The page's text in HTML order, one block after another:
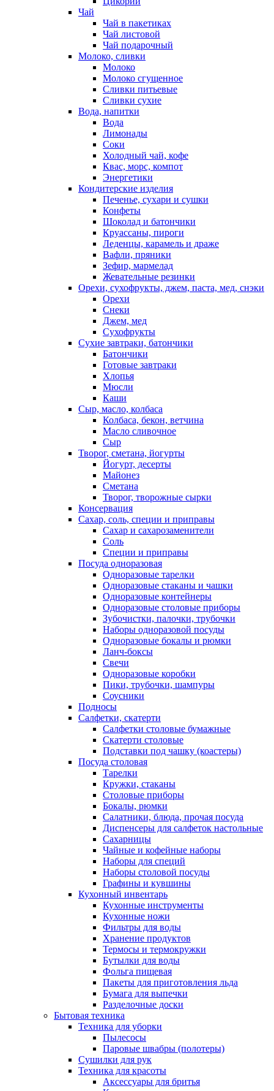
Чай
Чай в пакетиках
Чай листовой
Чай подарочный
Молоко, сливки
Молоко
Молоко сгущенное
Сливки питьевые
Сливки сухие
Вода, напитки
Вода
Лимонады
Соки
Холодный чай, кофе
Квас, морс, компот
Энергетики
Кондитерские изделия
Печенье, сухари и сушки
Конфеты
Шоколад и батончики
Круассаны, пироги
Леденцы, карамель и драже
Вафли, пряники
Зефир, мармелад
Жевательные резинки
Орехи, сухофрукты, джем, паста, мед, снэки
Орехи
Снеки
Джем, мед
Сухофрукты
Сухие завтраки, батончики
Батончики
Готовые завтраки
Хлопья
Мюсли
Каши
Сыр, масло, колбаса
Колбаса, бекон, ветчина
Масло сливочное
Сыр
Творог, сметана, йогурты
Йогурт, десерты
Майонез
Сметана
Творог, творожные сырки
Консервация
Сахар, соль, специи и приправы
Сахар и сахарозаменители
Соль
Специи и приправы
Посуда одноразовая
Одноразовые тарелки
Одноразовые стаканы и чашки
Одноразовые контейнеры
Одноразовые столовые приборы
Зубочистки, палочки, трубочки
Наборы одноразовой посуды
Одноразовые бокалы и рюмки
Ланч-боксы
Свечи
Одноразовые коробки
Пики, трубочки, шампуры
Соусники
Подносы
Салфетки, скатерти
Салфетки столовые бумажные
Скатерти столовые
Подставки под чашку (коастеры)
Посуда столовая
Тарелки
Кружки, стаканы
Столовые приборы
Бокалы, рюмки
Салатники, блюда, прочая посуда
Диспенсеры для салфеток настольные
Сахарницы
Чайные и кофейные наборы
Наборы для специй
Наборы столовой посуды
Графины и кувшины
Кухонный инвентарь
Кухонные инструменты
Кухонные ножи
Фильтры для воды
Хранение продуктов
Термосы и термокружки
Бутылки для воды
Фольга пищевая
Пакеты для приготовления льда
Бумага для выпечки
Разделочные доски
Бытовая техника
Техника для уборки
Пылесосы
Паровые швабры (полотеры)
Сушилки для рук
Техника для красоты
Аксессуары для бритья